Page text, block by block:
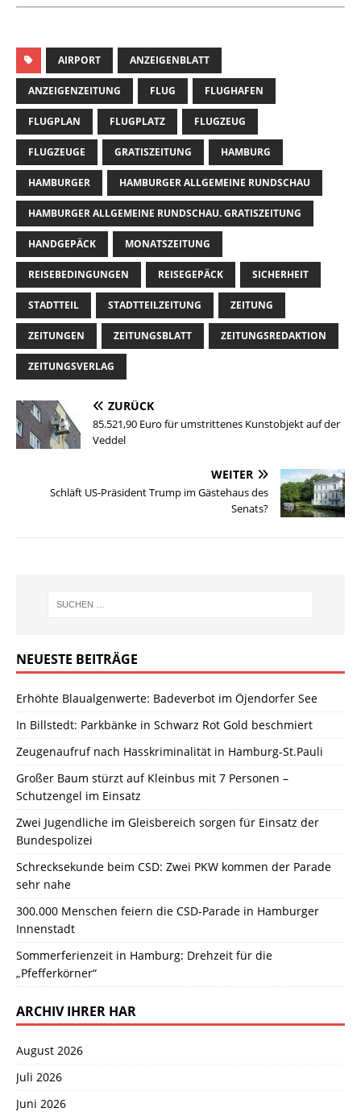
AIRPORT ANZEIGENBLATT
ANZEIGENZEITUNG FLUG FLUGHAFEN
FLUGPLAN FLUGPLATZ FLUGZEUG
FLUGZEUGE GRATISZEITUNG HAMBURG
HAMBURGER HAMBURGER ALLGEMEINE RUNDSCHAU
HAMBURGER ALLGEMEINE RUNDSCHAU. GRATISZEITUNG
HANDGEPÄCK MONATSZEITUNG
REISEBEDINGUNGEN REISEGEPÄCK SICHERHEIT
STADTTEIL STADTTEILZEITUNG ZEITUNG
ZEITUNGEN ZEITUNGSBLATT ZEITUNGSREDAKTION
ZEITUNGSVERLAG
ZURÜCK
85.521,90 Euro für umstrittenes Kunstobjekt auf der
Veddel
WEITER
Schläft US-Präsident Trump im Gästehaus des
Senats?
NEUESTE BEITRÄGE
Erhöhte Blaualgenwerte: Badeverbot im Öjendorfer See
In Billstedt: Parkbänke in Schwarz Rot Gold beschmiert
Zeugenaufruf nach Hasskriminalität in Hamburg-St.Pauli
Großer Baum stürzt auf Kleinbus mit 7 Personen –
Schutzengel im Einsatz
Zwei Jugendliche im Gleisbereich sorgen für Einsatz der
Bundespolizei
Schrecksekunde beim CSD: Zwei PKW kommen der Parade
sehr nahe
300.000 Menschen feiern die CSD-Parade in Hamburger
Innenstadt
Sommerferienzeit in Hamburg: Drehzeit für die
„Pfefferkörner“
ARCHIV IHRER HAR
August 2026
Juli 2026
Juni 2026